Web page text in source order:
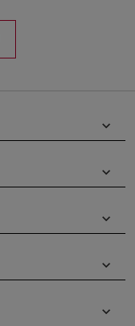
keyboard_arrow_down
keyboard_arrow_down
keyboard_arrow_down
keyboard_arrow_down
keyboard_arrow_down